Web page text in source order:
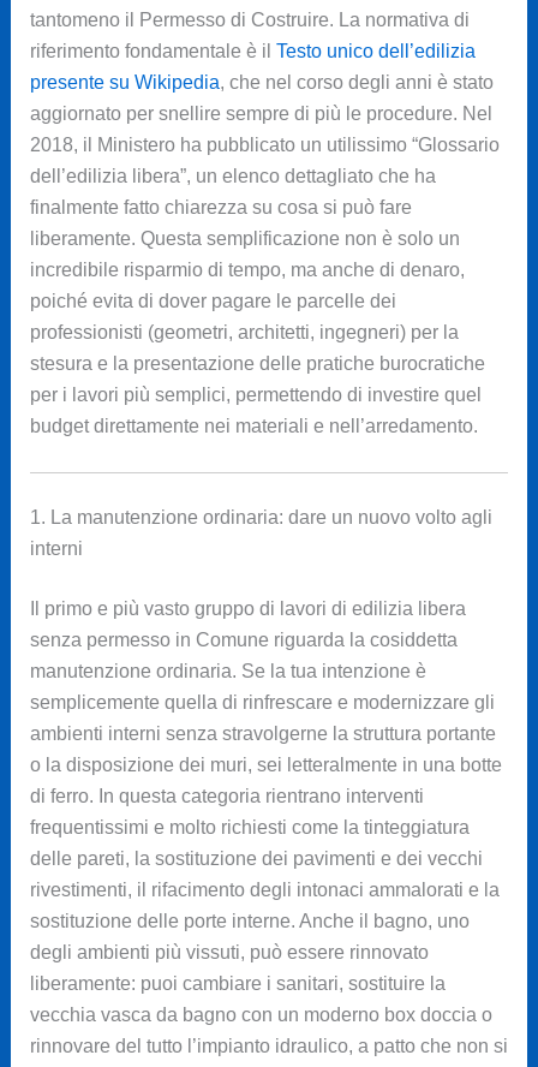
tantomeno il Permesso di Costruire. La normativa di
riferimento fondamentale è il Testo unico dell’edilizia
presente su Wikipedia, che nel corso degli anni è stato
aggiornato per snellire sempre di più le procedure. Nel
2018, il Ministero ha pubblicato un utilissimo “Glossario
dell’edilizia libera”, un elenco dettagliato che ha
finalmente fatto chiarezza su cosa si può fare
liberamente. Questa semplificazione non è solo un
incredibile risparmio di tempo, ma anche di denaro,
poiché evita di dover pagare le parcelle dei
professionisti (geometri, architetti, ingegneri) per la
stesura e la presentazione delle pratiche burocratiche
per i lavori più semplici, permettendo di investire quel
budget direttamente nei materiali e nell’arredamento.
1. La manutenzione ordinaria: dare un nuovo volto agli
interni
Il primo e più vasto gruppo di lavori di edilizia libera
senza permesso in Comune riguarda la cosiddetta
manutenzione ordinaria. Se la tua intenzione è
semplicemente quella di rinfrescare e modernizzare gli
ambienti interni senza stravolgerne la struttura portante
o la disposizione dei muri, sei letteralmente in una botte
di ferro. In questa categoria rientrano interventi
frequentissimi e molto richiesti come la tinteggiatura
delle pareti, la sostituzione dei pavimenti e dei vecchi
rivestimenti, il rifacimento degli intonaci ammalorati e la
sostituzione delle porte interne. Anche il bagno, uno
degli ambienti più vissuti, può essere rinnovato
liberamente: puoi cambiare i sanitari, sostituire la
vecchia vasca da bagno con un moderno box doccia o
rinnovare del tutto l’impianto idraulico, a patto che non si